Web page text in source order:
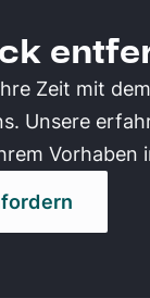
Zeit mit
Unsere